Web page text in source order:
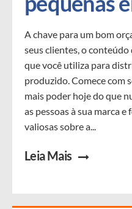
A chave para um bom
seus clientes, o conteúdo
que você utiliza para
produzido. Comece com
mais poder hoje do que
as pessoas à sua marca
valiosas sobre a...
Leia Mais